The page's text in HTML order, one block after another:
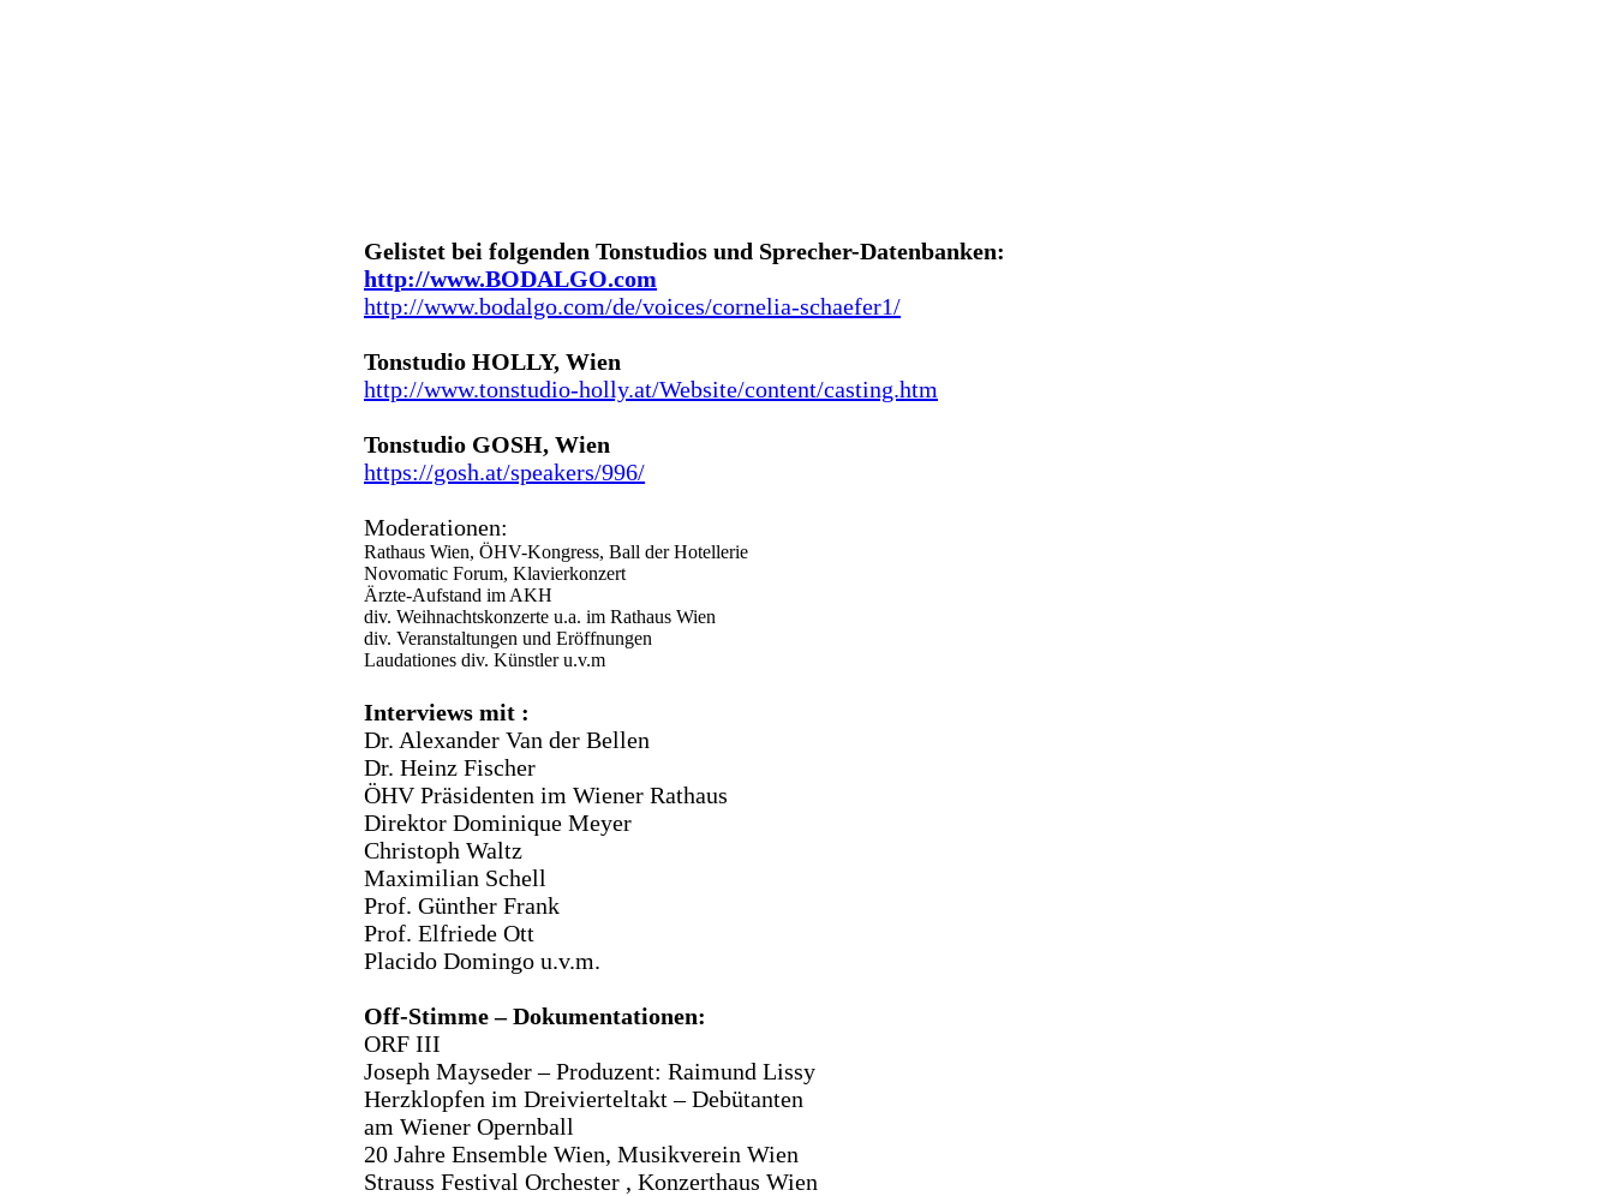
Gelistet bei folgenden Tonstudios und Sprecher-Datenbanken:
http://www.BODALGO.com
http://www.bodalgo.com/de/voices/cornelia-schaefer1/
Tonstudio HOLLY, Wien
http://www.tonstudio-holly.at/Website/content/casting.htm
Tonstudio GOSH, Wien
https://gosh.at/speakers/996/
Moderationen:
Rathaus Wien, ÖHV-Kongress, Ball der Hotellerie
Novomatic Forum, Klavierkonzert
Ärzte-Aufstand im AKH
div. Weihnachtskonzerte u.a. im Rathaus Wien
div. Veranstaltungen und Eröffnungen
Laudationes div. Künstler u.v.m
Interviews mit :
Dr. Alexander Van der Bellen
Dr. Heinz Fischer
ÖHV Präsidenten im Wiener Rathaus
Direktor Dominique Meyer
Christoph Waltz
Maximilian Schell
Prof. Günther Frank
Prof. Elfriede Ott
Placido Domingo u.v.m.
Off-Stimme – Dokumentationen:
ORF III
Joseph Mayseder – Produzent: Raimund Lissy
Herzklopfen im Dreivierteltakt – Debütanten
am Wiener Opernball
20 Jahre Ensemble Wien, Musikverein Wien
Strauss Festival Orchester , Konzerthaus Wien